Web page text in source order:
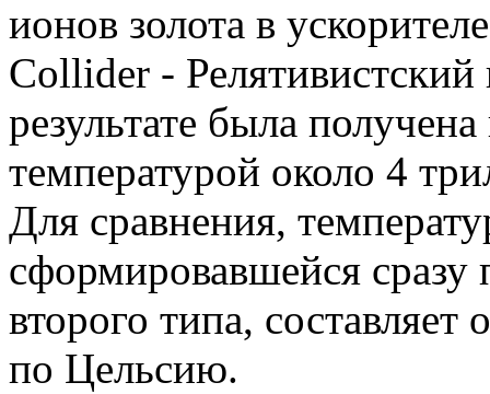
ионов золота в
Collider -
результате была
температурой около 4
Для сравнения,
сформировавшейся сразу
второго типа,
по Цельсию.